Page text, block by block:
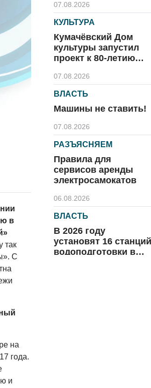
в
так
С
на
года.
и
07.08.2026
КУЛЬТУРА
Кумачёвский Дом
культуры запустил
проект к 80-летию
07.08.2026
ВЛАСТЬ
Машины не ставить!
07.08.2026
РАЗЪЯСНЯЕМ
Правила для
сервисов аренды
электросамокатов
06.08.2026
ВЛАСТЬ
В 2026 году
установят 16 станций
водоподготовки в